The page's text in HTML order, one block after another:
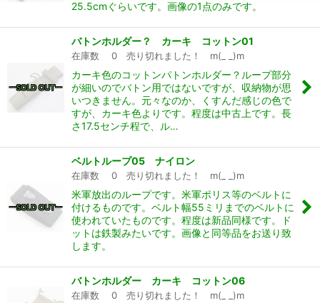
25.5cmぐらいです。画像の1点のみです。
バトンホルダー？ カーキ コットン01
在庫数 0 売り切れました！ m(_ _)m
カーキ色のコットンパトンホルダー？ループ部分
が細いのでバトン用ではないですが、収納物が思
いつきません。元々なのか、くすんだ感じの色で
すが、カーキ色よりです。程度は中古上です。長
さ17.5センチ程で、ル…
ベルトループ05 ナイロン
在庫数 0 売り切れました！ m(_ _)m
米軍放出のループです。米軍ポリス等のベルトに
付けるものです。ベルト幅55ミリまでのベルトに
使われていたものです。程度は新品同様です。ド
ットは鉄製みたいです。画像と同等品をお送り致
します。
バトンホルダー カーキ コットン06
在庫数 0 売り切れました！ m(_ _)m